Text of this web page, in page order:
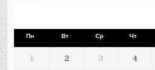
Пн Вт Ср Чт
1 2 3 4